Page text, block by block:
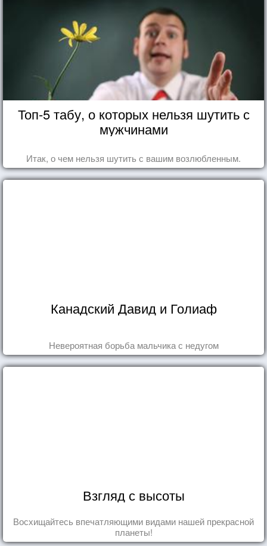
Топ-5 табу, о которых нельзя шутить с
мужчинами
Итак, о чем нельзя шутить с вашим возлюбленным.
Канадский Давид и Голиаф
Невероятная борьба мальчика с недугом
Взгляд с высоты
Восхищайтесь впечатляющими видами нашей прекрасной
планеты!